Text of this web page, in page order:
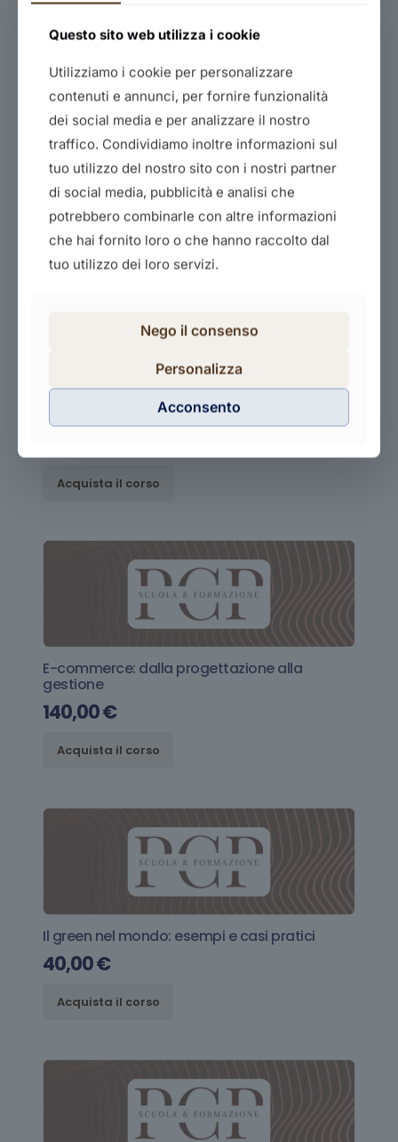
Creare un tema in wordpress
360,00 €
Acquista il corso
Leffetto alone della sostenibilita’
Acquista il corso
E-commerce: dalla progettazione alla
gestione
140,00€
Acquista il corso
Il green nel mondo: esempi e casi pratici
40,00€
Acquista il corso
Questo sito web utilizza i cookie
Utilizziamo i cookie per personalizzare
contenuti e annunci, per fornire funzionalità
dei social media e per analizzare il nostro
traffico. Condividiamo inoltre informazioni sul
tuo utilizzo del nostro sito con i nostri partner
di social media, pubblicità e analisi che
potrebbero combinarle con altre informazioni
che hai fornito loro o che hanno raccolto dal
tuo utilizzo dei loro servizi.
Nego il consenso
Personalizza
Acconsento